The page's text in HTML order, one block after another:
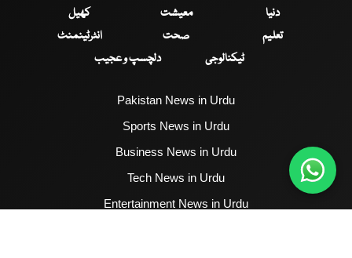
دنیا
معیشت
کھیل
تعلیم
صحت
انٹرٹینمنٹ
ٹیکنالوجی
دلچسپ و عجیب
Pakistan News in Urdu
Sports News in Urdu
Business News in Urdu
Tech News in Urdu
Entertainment News in Urdu